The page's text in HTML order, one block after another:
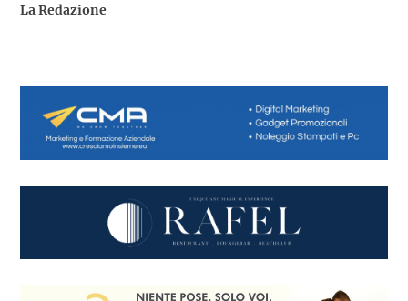
La Redazione